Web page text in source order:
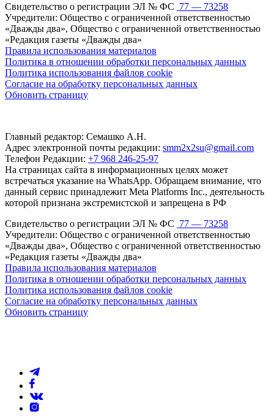
Свидетельство о регистрации ЭЛ № ФС 77 — 73258
Учредители: Общество с ограниченной ответственностью
«Дважды два», Общество с ограниченной ответственностью
«Редакция газеты «Дважды два»
Правила использования материалов
Политика в отношении обработки персональных данных
Политика использования файлов cookie
Согласие на обработку персональных данных
Обновить страницу
Главный редактор: Семашко А.Н.
Адрес электронной почты редакции: smm2x2su@gmail.com
Телефон Редакции: +7 968 246-25-97
На страницах сайта в информационных целях может
встречаться указание на WhatsApp. Обращаем внимание, что
данный сервис принадлежит Meta Platforms Inc., деятельность
которой признана экстремистской и запрещена в РФ
Свидетельство о регистрации ЭЛ № ФС 77 — 73258
Учредители: Общество с ограниченной ответственностью
«Дважды два», Общество с ограниченной ответственностью
«Редакция газеты «Дважды два»
Правила использования материалов
Политика в отношении обработки персональных данных
Политика использования файлов cookie
Согласие на обработку персональных данных
Обновить страницу